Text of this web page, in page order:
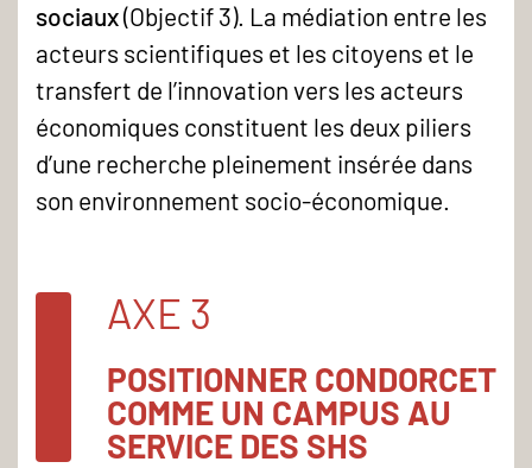
sociaux(Objectif 3). La médiation entre les
acteurs scientifiques et les citoyens et le
transfert de l’innovation vers les acteurs
économiques constituent les deux piliers
d’une recherche pleinement insérée dans
son environnement socio-économique.
AXE 3
POSITIONNER CONDORCET
COMME UN CAMPUS AU
SERVICE DES SHS